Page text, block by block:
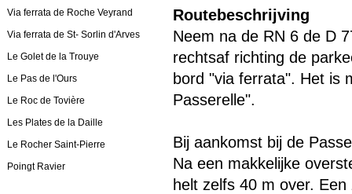
Via ferrata de Roche Veyrand
Via ferrata de St- Sorlin d'Arves
Le Golet de la Trouye
Le Pas de l'Ours
Le Roc de Tovière
Les Plates de la Daille
Le Rocher Saint-Pierre
Poingt Ravier
Routebeschrijving
Neem na de RN 6 de D
rechtsaf richting de
bord "via ferrata". Het is
Passerelle".
Bij aankomst bij de
Na een makkelijke
helt zelfs 40 m over.